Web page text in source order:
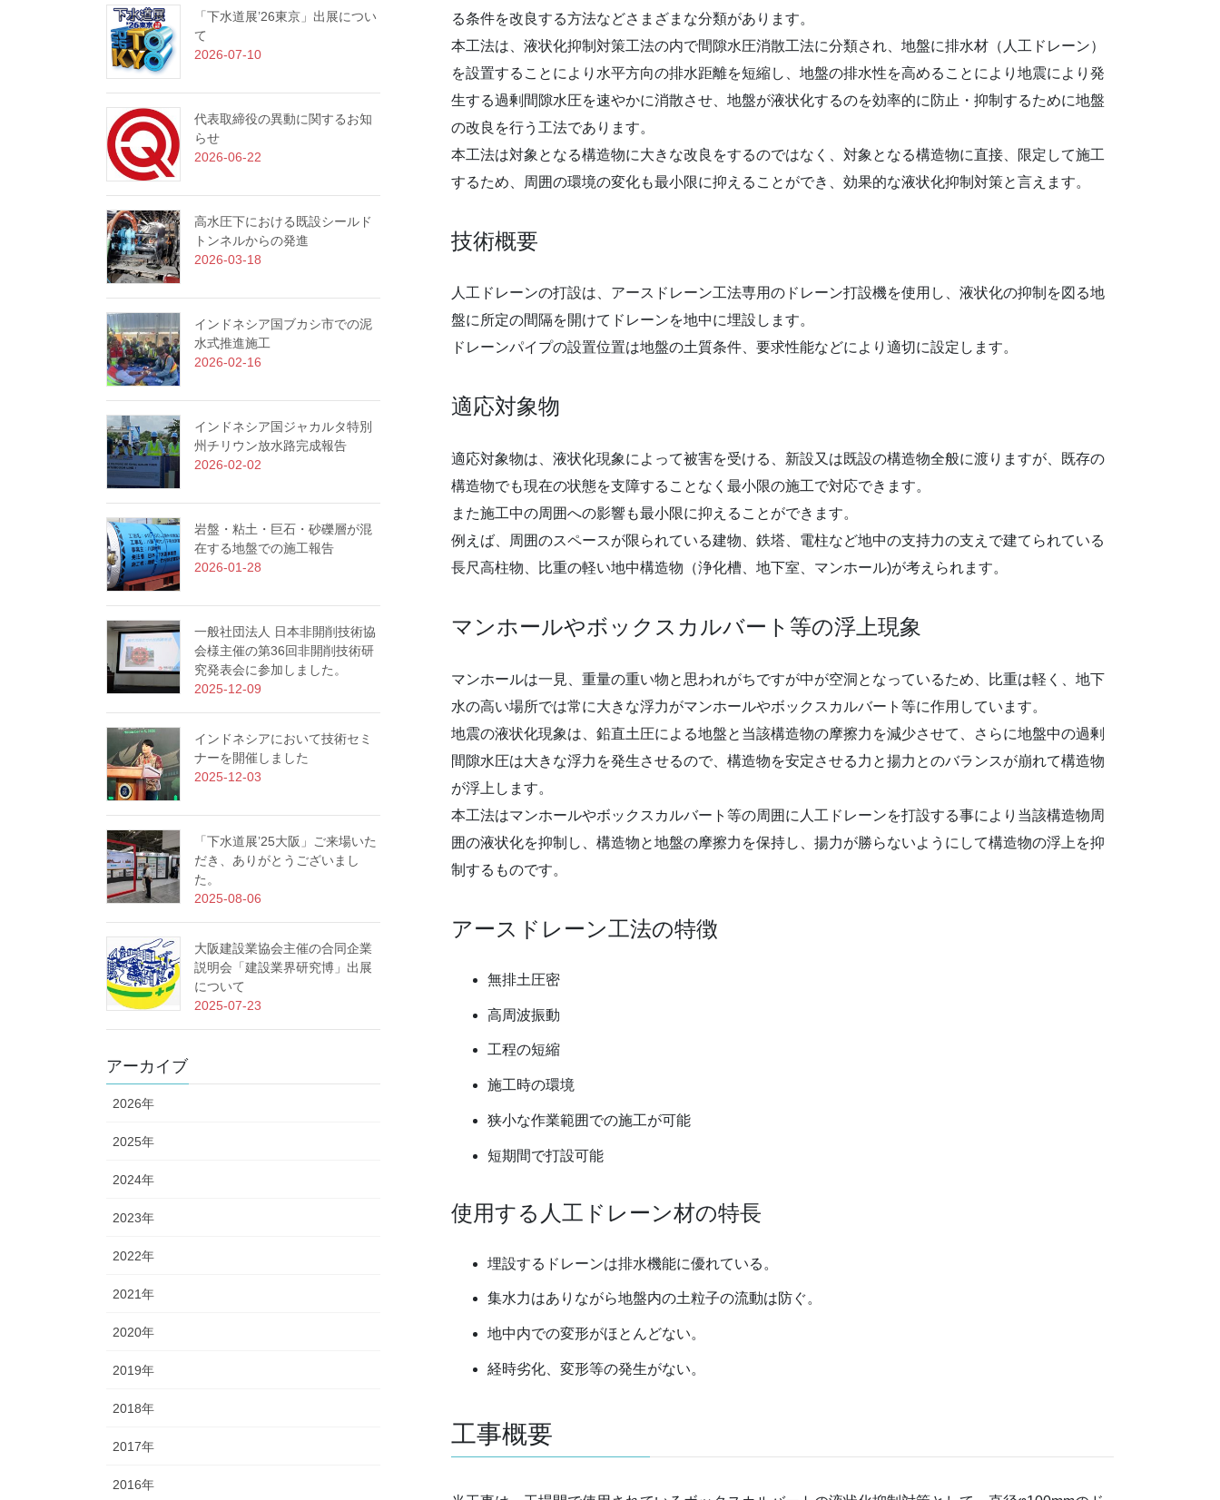
る条件を改良する方法などさまざまな分類があります。
本工法は、液状化抑制対策工法の内で間隙水圧消散工法に分類され、地盤に排水材（人工ドレーン）
を設置することにより水平方向の排水距離を短縮し、地盤の排水性を高めることにより地震により発
生する過剰間隙水圧を速やかに消散させ、地盤が液状化するのを効率的に防止・抑制するために地盤
の改良を行う工法であります。
本工法は対象となる構造物に大きな改良をするのではなく、対象となる構造物に直接、限定して施工
するため、周囲の環境の変化も最小限に抑えることができ、効果的な液状化抑制対策と言えます。
技術概要
人工ドレーンの打設は、アースドレーン工法専用のドレーン打設機を使用し、液状化の抑制を図る地
盤に所定の間隔を開けてドレーンを地中に埋設します。
ドレーンパイプの設置位置は地盤の土質条件、要求性能などにより適切に設定します。
適応対象物
適応対象物は、液状化現象によって被害を受ける、新設又は既設の構造物全般に渡りますが、既存の
構造物でも現在の状態を支障することなく最小限の施工で対応できます。
また施工中の周囲への影響も最小限に抑えることができます。
例えば、周囲のスペースが限られている建物、鉄塔、電柱など地中の支持力の支えで建てられている
長尺高柱物、比重の軽い地中構造物（浄化槽、地下室、マンホール)が考えられます。
マンホールやボックスカルバート等の浮上現象
マンホールは一見、重量の重い物と思われがちですが中が空洞となっているため、比重は軽く、地下
水の高い場所では常に大きな浮力がマンホールやボックスカルバート等に作用しています。
地震の液状化現象は、鉛直土圧による地盤と当該構造物の摩擦力を減少させて、さらに地盤中の過剰
間隙水圧は大きな浮力を発生させるので、構造物を安定させる力と揚力とのバランスが崩れて構造物
が浮上します。
本工法はマンホールやボックスカルバート等の周囲に人工ドレーンを打設する事により当該構造物周
囲の液状化を抑制し、構造物と地盤の摩擦力を保持し、揚力が勝らないようにして構造物の浮上を抑
制するものです。
アースドレーン工法の特徴
無排土圧密
高周波振動
工程の短縮
施工時の環境
狭小な作業範囲での施工が可能
短期間で打設可能
使用する人工ドレーン材の特長
埋設するドレーンは排水機能に優れている。
集水力はありながら地盤内の土粒子の流動は防ぐ。
地中内での変形がほとんどない。
経時劣化、変形等の発生がない。
工事概要
「下水道展’26東京」出展につい
て
2026-07-10
代表取締役の異動に関するお知
らせ
2026-06-22
高水圧下における既設シールド
トンネルからの発進
2026-03-18
インドネシア国ブカシ市での泥
水式推進施工
2026-02-16
インドネシア国ジャカルタ特別
州チリウン放水路完成報告
2026-02-02
岩盤・粘土・巨石・砂礫層が混
在する地盤での施工報告
2026-01-28
一般社団法人 日本非開削技術協
会様主催の第36回非開削技術研
究発表会に参加しました。
2025-12-09
インドネシアにおいて技術セミ
ナーを開催しました
2025-12-03
「下水道展’25大阪」ご来場いた
だき、ありがとうございまし
た。
2025-08-06
大阪建設業協会主催の合同企業
説明会「建設業界研究博」出展
について
2025-07-23
アーカイブ
2026年
2025年
2024年
2023年
2022年
2021年
2020年
2019年
2018年
2017年
2016年